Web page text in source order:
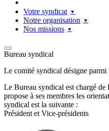
Votre syndicat
Notre organisation
Nos missions
Bureau syndical
Le comité syndical désigne parmi
Le Bureau syndical est chargé
propose à ses membres les
syndical est la suivante :
Président et Vice-présidents